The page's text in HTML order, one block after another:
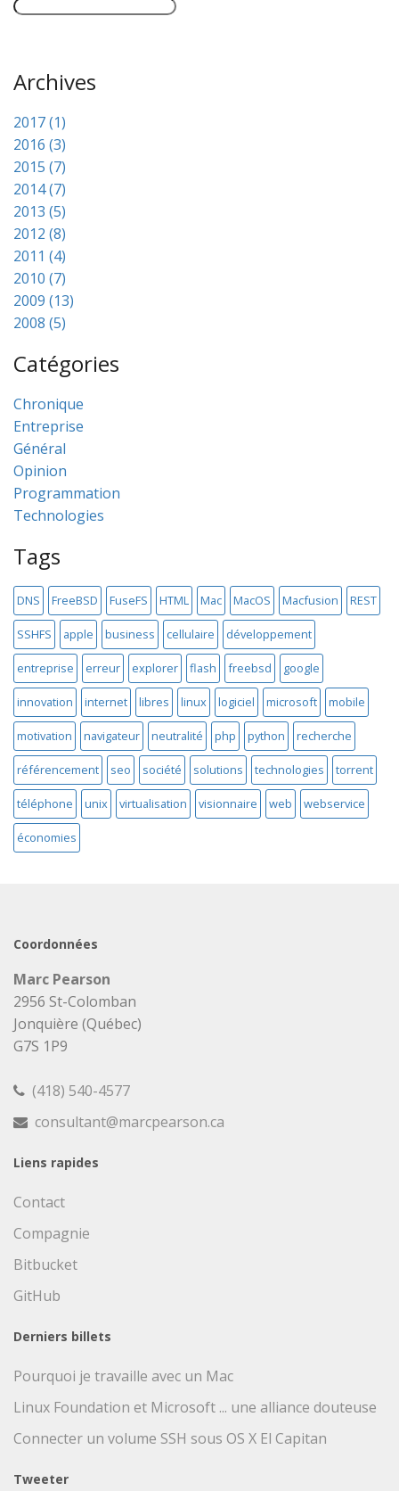
Archives
2017 (1)
2016 (3)
2015 (7)
2014 (7)
2013 (5)
2012 (8)
2011 (4)
2010 (7)
2009 (13)
2008 (5)
Catégories
Chronique
Entreprise
Général
Opinion
Programmation
Technologies
Tags
DNS FreeBSD FuseFS HTML Mac MacOS Macfusion REST
SSHFS apple business cellulaire développement
entreprise erreur explorer flash freebsd google
innovation internet libres linux logiciel microsoft mobile
motivation navigateur neutralité php python recherche
référencement seo société solutions technologies torrent
téléphone unix virtualisation visionnaire web webservice
économies
Coordonnées
Marc Pearson
2956 St-Colomban
Jonquière (Québec)
G7S 1P9
(418) 540-4577
consultant@marcpearson.ca
Liens rapides
Contact
Compagnie
Bitbucket
GitHub
Derniers billets
Pourquoi je travaille avec un Mac
Linux Foundation et Microsoft ... une alliance douteuse
Connecter un volume SSH sous OS X El Capitan
Tweeter